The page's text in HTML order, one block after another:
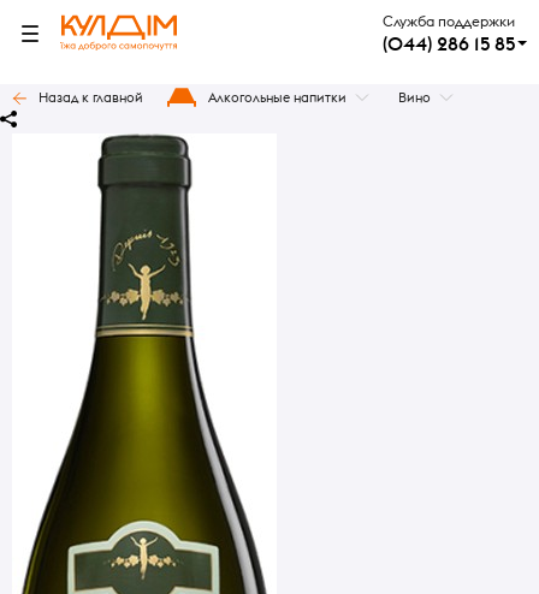
Служба поддержки
(044) 286 15 85
Назад к главной Алкогольные напитки Вино